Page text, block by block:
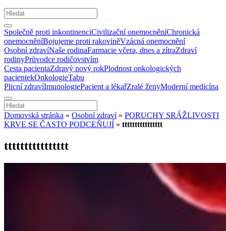
Společně proti inkontinenciCivilizační onemocněníChronická
onemocněníBojujeme proti rakoviněVzácná onemocnění
Osobní zdravíNaše rodinaFarmacie včera, dnes a zítraZdraví
rodinyPrůvodce rodičovstvím
Cesta pacientaZdravý nový rokPlodnost onkologických
pacientekOnkologieTabu
Plicní zdravíImunologiePacient a lékařZralé ženyModerní medicína
Domovská stránka » Osobní zdraví» PORUCHY SRÁŽLIVOSTI
KRVE SE ČASTO PODCEŇUJÍ » tttttttttttttttt
tttttttttttttttt